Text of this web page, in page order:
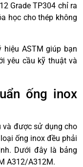
Grade TP304 chỉ ra
học cho thép không
hiệu ASTM giúp bạn
yêu cầu kỹ thuật và
ống inox
và được sử dụng cho
ống inox đều phải
Dưới đây là bảng
A312/A312M.